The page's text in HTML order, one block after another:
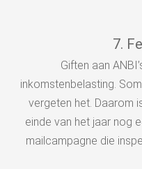
7.
Giften aan
inkomstenbelasting.
vergeten het. Daarom
einde van het jaar nog
mailcampagne die